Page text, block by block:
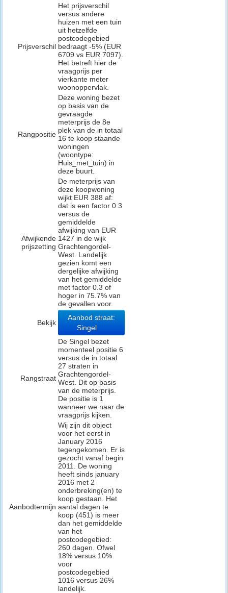
Prijsverschil
Het prijsverschil
versus andere
huizen met een tuin
uit hetzelfde
postcodegebied
bedraagt -5% (EUR
6709 vs EUR 7097).
Het betreft hier de
vraagprijs per
vierkante meter
woonoppervlak.
Rangpositie
Deze woning bezet
op basis van de
gevraagde
meterprijs de 8e
plek van de in totaal
16 te koop staande
woningen
(woontype:
Huis_met_tuin) in
deze buurt.
Afwijkende
prijszetting
De meterprijs van
deze koopwoning
wijkt EUR 388 af:
dat is een factor 0.3
versus de
gemiddelde
afwijking van EUR
1427 in de wijk
Grachtengordel-
West. Landelijk
gezien komt een
dergelijke afwijking
van het gemiddelde
met factor 0.3 of
hoger in 75.7% van
de gevallen voor.
Bekijk
Aanbod straat:
Singel
Rangstraat
De Singel bezet
momenteel positie 6
versus de in totaal
27 straten in
Grachtengordel-
West. Dit op basis
van de meterprijs.
De positie is 1
wanneer we naar de
vraagprijs kijken.
Aanbodtermijn
Wij zijn dit object
voor het eerst in
January 2016
tegengekomen. Er is
gezocht vanaf begin
2011. De woning
heeft sinds january
2016 met 2
onderbreking(en) te
koop gestaan. Het
aantal dagen te
koop (451) is meer
dan het gemiddelde
van het
postcodegebied:
260 dagen. Ofwel
18% versus 10%
voor
postcodegebied
1016 versus 26%
landelijk.